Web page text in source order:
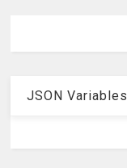
JSON Variables